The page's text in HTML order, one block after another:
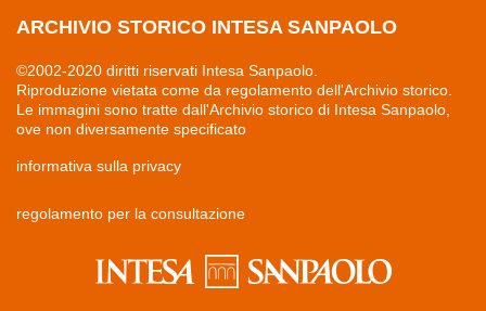
ARCHIVIO STORICO INTESA SANPAOLO
©2002-2020 diritti riservati Intesa Sanpaolo.
Riproduzione vietata come da regolamento dell'Archivio storico.
Le immagini sono tratte dall'Archivio storico di Intesa Sanpaolo,
ove non diversamente specificato
informativa sulla privacy
regolamento per la consultazione